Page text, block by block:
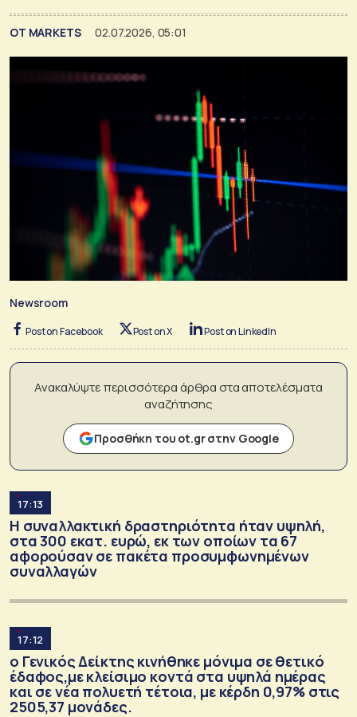
ΟΤ MARKETS 02.07.2026, 05:01
Newsroom
Post on Facebook Post on X Post on LinkedIn
Ανακαλύψτε περισσότερα άρθρα στα αποτελέσματα
αναζήτησης
Προσθήκη του ot.gr στην Google
17:13
Η συναλλακτική δραστηριότητα ήταν υψηλή,
στα 300 εκατ. ευρώ, εκ των οποίων τα 67
αφορούσαν σε πακέτα προσυμφωνημένων
συναλλαγών
17:12
ο Γενικός Δείκτης κινήθηκε μόνιμα σε θετικό
έδαφος,με κλείσιμο κοντά στα υψηλά ημέρας
και σε νέα πολυετή τέτοια, με κέρδη 0,97% στις
2505,37 μονάδες.